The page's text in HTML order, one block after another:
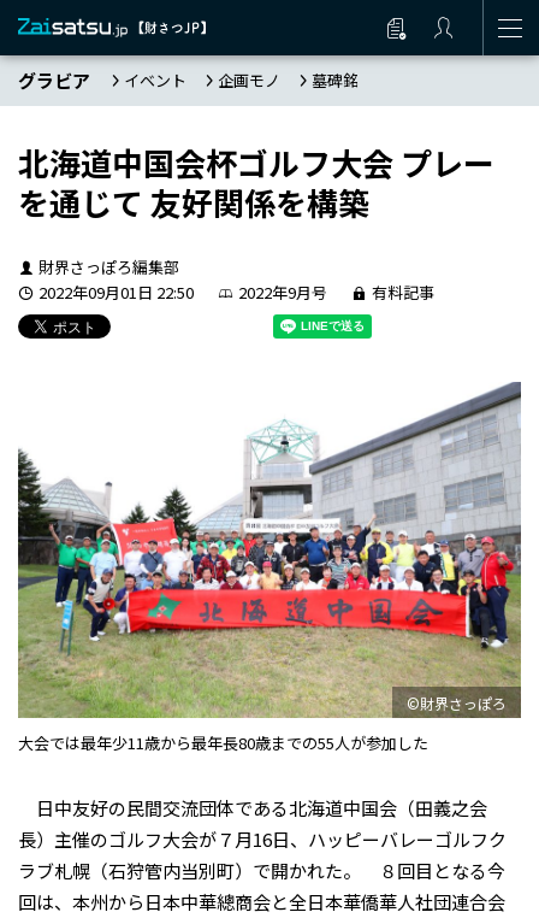
グラビア イベント 企画モノ 墓碑銘
北海道中国会杯ゴルフ大会 プレー
を通じて 友好関係を構築
財界さっぽろ編集部
2022年09月01日 22:50
2022年9月号 有料記事
©財界さっぽろ
大会では最年少11歳から最年長80歳までの55人が参加した
日中友好の民間交流団体である北海道中国会（田義之会
長）主催のゴルフ大会が７月16日、ハッピーバレーゴルフク
ラブ札幌（石狩管内当別町）で開かれた。 ８回目となる今
回は、本州から日本中華總商会と全日本華僑華人社団連合会